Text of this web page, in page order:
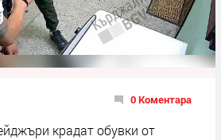
0 Коментара
крадат обувки от